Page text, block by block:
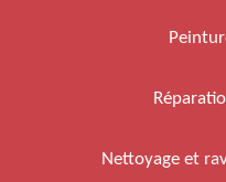
Nettoyage et